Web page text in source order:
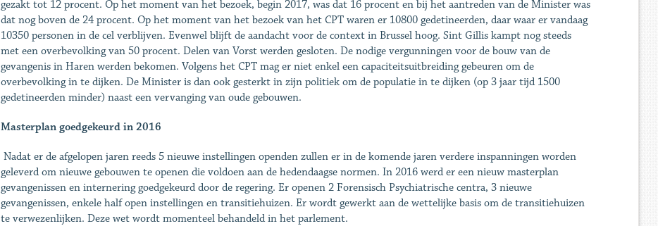
gezakt tot 12 procent. Op het moment van het bezoek, begin 2017, was dat 16 procent en bij het aantreden van de Minister was
dat nog boven de 24 procent. Op het moment van het bezoek van het CPT waren er 10800 gedetineerden, daar waar er vandaag
10350 personen in de cel verblijven. Evenwel blijft de aandacht voor de context in Brussel hoog. Sint Gillis kampt nog steeds
met een overbevolking van 50 procent. Delen van Vorst werden gesloten. De nodige vergunningen voor de bouw van de
gevangenis in Haren werden bekomen. Volgens het CPT mag er niet enkel een capaciteitsuitbreiding gebeuren om de
overbevolking in te dijken. De Minister is dan ook gesterkt in zijn politiek om de populatie in te dijken (op 3 jaar tijd 1500
gedetineerden minder) naast een vervanging van oude gebouwen.
Masterplan goedgekeurd in 2016
Nadat er de afgelopen jaren reeds 5 nieuwe instellingen openden zullen er in de komende jaren verdere inspanningen worden
geleverd om nieuwe gebouwen te openen die voldoen aan de hedendaagse normen. In 2016 werd er een nieuw masterplan
gevangenissen en internering goedgekeurd door de regering. Er openen 2 Forensisch Psychiatrische centra, 3 nieuwe
gevangenissen, enkele half open instellingen en transitiehuizen. Er wordt gewerkt aan de wettelijke basis om de transitiehuizen
te verwezenlijken. Deze wet wordt momenteel behandeld in het parlement.